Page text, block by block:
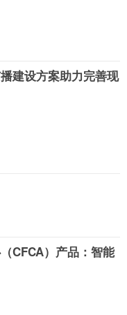
建设方案助力完善现
CFCA）产品：智能